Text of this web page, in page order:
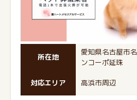
所在地
愛知県名古屋市
ンコーポ延珠
対応エリア 高浜市周辺